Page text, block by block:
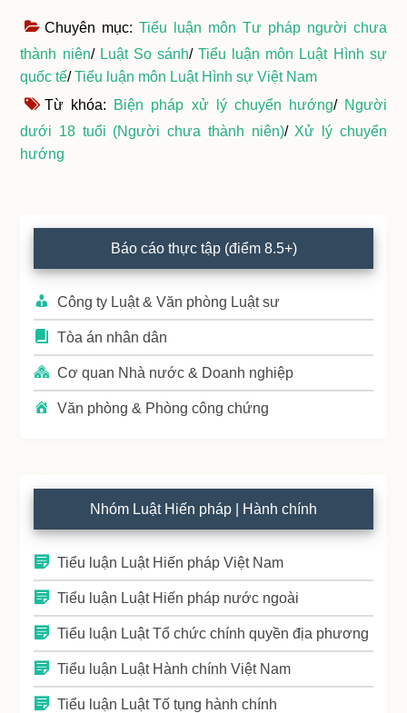
Chuyên mục:Tiểu luận môn Tư pháp người chưa
thành niên/ Luật So sánh/Tiểu luận môn Luật Hình sự
quốc tế/Tiểu luận môn Luật Hình sự Việt Nam
Từ khóa: Biện pháp xử lý chuyển hướng/ Người
dưới 18 tuổi (Người chưa thành niên)/ Xử lý chuyển
hướng
Primary
Sidebar
Báo cáo thực tập (điểm 8.5+)
Công ty Luật & Văn phòng Luật sư
Tòa án nhân dân
Cơ quan Nhà nước & Doanh nghiệp
Văn phòng & Phòng công chứng
Nhóm Luật Hiến pháp | Hành chính
Tiểu luận Luật Hiến pháp Việt Nam
Tiểu luận Luật Hiến pháp nước ngoài
Tiểu luận Luật Tổ chức chính quyền địa phương
Tiểu luận Luật Hành chính Việt Nam
Tiểu luận Luật Tố tụng hành chính